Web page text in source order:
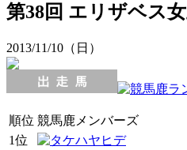
第38回 エリザベス
2013/11/10（日）
順位 競馬鹿メンバーズ
1位